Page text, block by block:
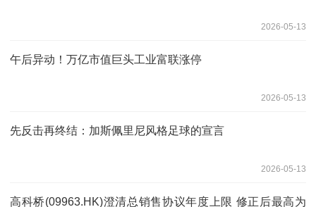
2026-05-13
午后异动！万亿市值巨头工业富联涨停
2026-05-13
先反击再终结：加斯佩里尼风格足球的宣言
2026-05-13
高科桥(09963.HK)澄清总销售协议年度上限 修正后最高为